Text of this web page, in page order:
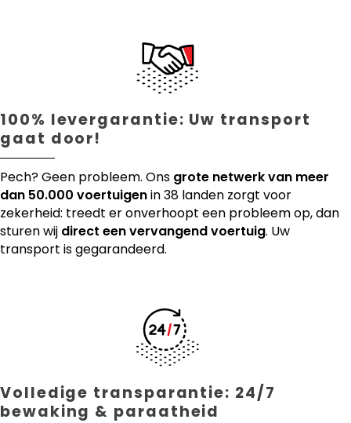
100% levergarantie: Uw transport
gaat door!
Pech? Geen probleem. Ons grote netwerk van meer
dan 50.000 voertuigenin 38 landen zorgt voor
zekerheid: treedt er onverhoopt een probleem op, dan
sturen wij direct een vervangend voertuig. Uw
transport is gegarandeerd.
Volledige transparantie: 24/7
bewaking & paraatheid